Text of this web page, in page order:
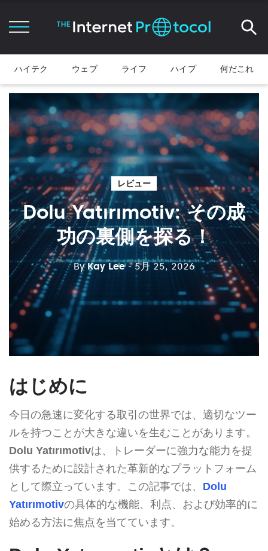
ハイテク ウェブ ライフ ハイプ 何だこれ
レビュー
Dolu Yatırımotiv: その成
功の裏側を探る！
ByKay Lee - 5月 25, 2026
はじめに
今日の急速に変化する取引の世界では、適切なツー
ルを持つことが大きな違いを生むことがあります。
Dolu Yatırımotivは、トレーダーに強力な能力を提
供するために設計された革新的なプラットフォーム
として際立っています。この記事では、 Dolu
Yatırımotivの具体的な機能、利点、および効率的に
始める方法に焦点を当てています。